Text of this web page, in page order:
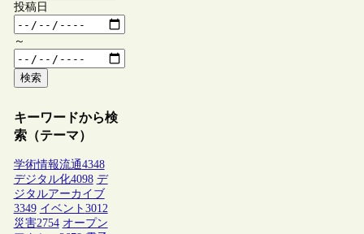
投稿日
～
検索
キーワードから検
索（テーマ）
学術情報流通4348
デジタル化4098 デ
ジタルアーカイブ
3349 イベント 3012
災害2754 オープン